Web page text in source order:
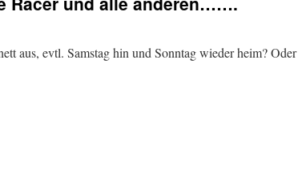
aus, evtl. Samstag hin und Sonntag wieder heim? Oder